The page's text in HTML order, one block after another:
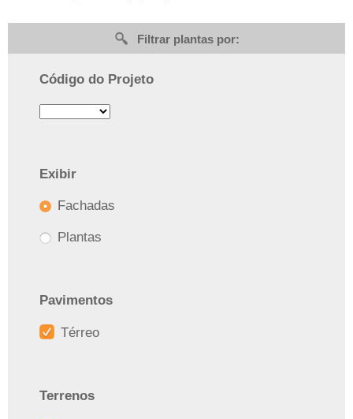
Filtrar plantas por:
Código do Projeto
Exibir
Fachadas
Plantas
Pavimentos
Térreo
Terrenos